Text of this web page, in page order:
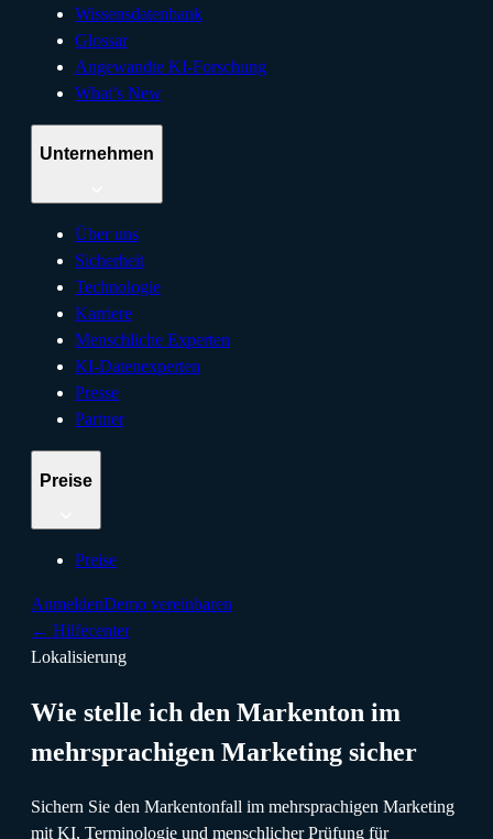
Wissensdatenbank
Glossar
Angewandte KI-Forschung
What’s New
Unternehmen
Über uns
Sicherheit
Technologie
Karriere
Menschliche Experten
KI-Datenexperten
Presse
Partner
Preise
Preise
AnmeldenDemo vereinbaren
← Hilfecenter
Lokalisierung
Wie stelle ich den Markenton im
mehrsprachigen Marketing sicher
Sichern Sie den Markentonfall im mehrsprachigen Marketing
mit KI, Terminologie und menschlicher Prüfung für